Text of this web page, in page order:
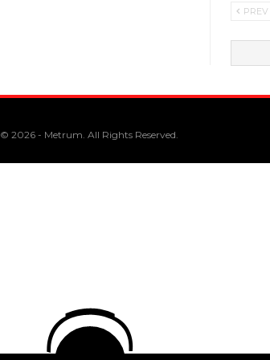
PREV
© 2026 - Metrum. All Rights Reserved.